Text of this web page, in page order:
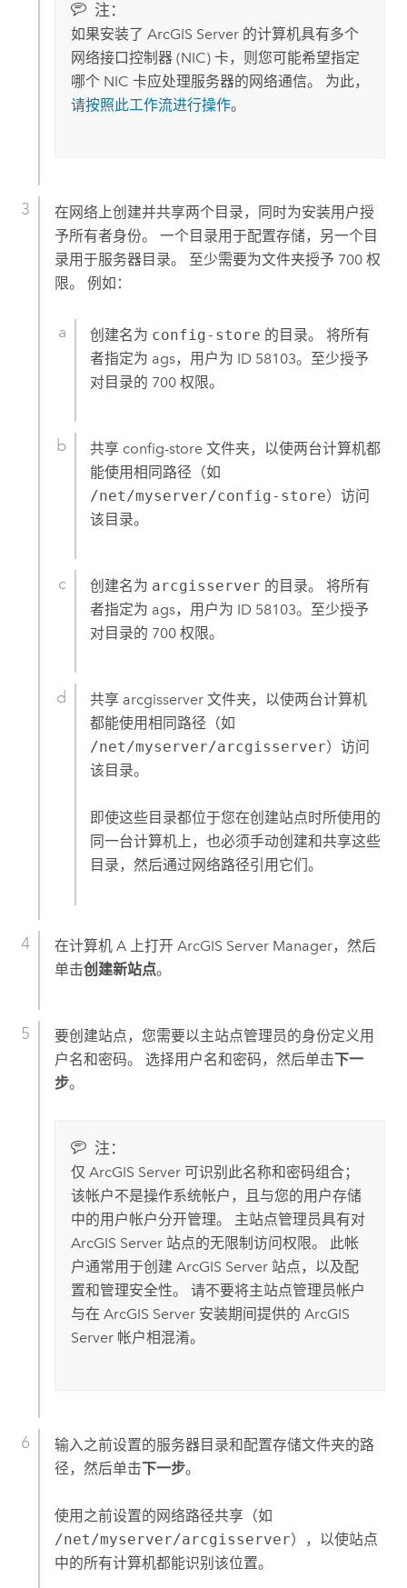
注：
如果安装了 ArcGIS Server的计算机具有多个
网络接口控制器 (NIC) 卡，则您可能希望指定
哪个 NIC 卡应处理服务器的网络通信。 为此，
请按照此工作流进行操作。
在网络上创建并共享两个目录，同时为安装用户授
予所有者身份。 一个目录用于配置存储，另一个目
录用于服务器目录。 至少需要为文件夹授予 700 权
限。 例如：
创建名为 config-store 的目录。 将所有
者指定为 ags，用户为 ID 58103。至少授予
对目录的 700 权限。
共享 config-store 文件夹，以使两台计算机都
能使用相同路径（如
/net/myserver/config-store）访问
该目录。
创建名为 arcgisserver 的目录。 将所有
者指定为 ags，用户为 ID 58103。至少授予
对目录的 700 权限。
共享 arcgisserver 文件夹，以使两台计算机
都能使用相同路径（如
/net/myserver/arcgisserver）访问
该目录。
即使这些目录都位于您在创建站点时所使用的
同一台计算机上，也必须手动创建和共享这些
目录，然后通过网络路径引用它们。
在计算机 A 上打开 ArcGIS ServerManager，然后
单击创建新站点。
要创建站点，您需要以主站点管理员的身份定义用
户名和密码。 选择用户名和密码，然后单击下一
步。
注：
仅 ArcGIS Server可识别此名称和密码组合；
该帐户不是操作系统帐户，且与您的用户存储
中的用户帐户分开管理。 主站点管理员具有对
ArcGIS Server站点的无限制访问权限。 此帐
户通常用于创建 ArcGIS Server站点，以及配
置和管理安全性。 请不要将主站点管理员帐户
与在 ArcGIS Server安装期间提供的 ArcGIS
Server帐户相混淆。
输入之前设置的服务器目录和配置存储文件夹的路
径，然后单击下一步。
使用之前设置的网络路径共享（如
/net/myserver/arcgisserver），以使站点
中的所有计算机都能识别该位置。